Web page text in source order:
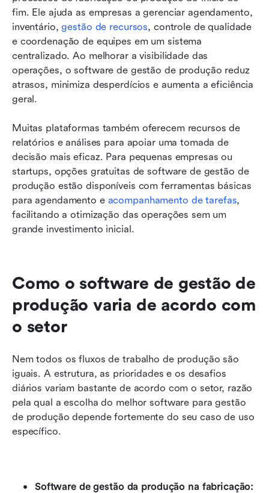
fim. Ele ajuda as empresas a gerenciar agendamento,
inventário, gestão de recursos, controle de qualidade
e coordenação de equipes em um sistema
centralizado. Ao melhorar a visibilidade das
operações, o software de gestão de produção reduz
atrasos, minimiza desperdícios e aumenta a eficiência
geral.
Muitas plataformas também oferecem recursos de
relatórios e análises para apoiar uma tomada de
decisão mais eficaz. Para pequenas empresas ou
startups, opções gratuitas de software de gestão de
produção estão disponíveis com ferramentas básicas
para agendamento e acompanhamento de tarefas,
facilitando a otimização das operações sem um
grande investimento inicial.
Como o software de gestão de
produção varia de acordo com
o setor
Nem todos os fluxos de trabalho de produção são
iguais. A estrutura, as prioridades e os desafios
diários variam bastante de acordo com o setor, razão
pela qual a escolha do melhor software para gestão
de produção depende fortemente do seu caso de uso
específico.